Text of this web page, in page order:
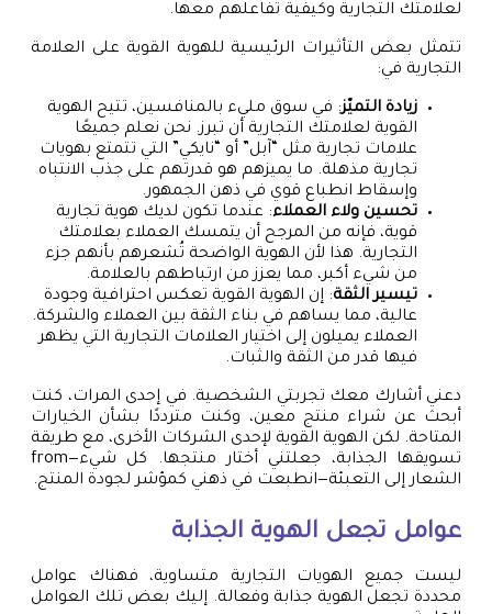
لعلامتك التجارية وكيفية تفاعلهم معها.
تتمثل بعض التأثيرات الرئيسية للهوية القوية على العلامة
التجارية في:
زيادة التميّز: في سوق مليء بالمنافسين، تتيح الهوية
القوية لعلامتك التجارية أن تبرز. نحن نعلم جميعًا
علامات تجارية مثل “آبل” أو “نايكي” التي تتمتع بهويات
تجارية مذهلة. ما يميزهم هو قدرتهم على جذب الانتباه
وإسقاط انطباع قوي في ذهن الجمهور.
تحسين ولاء العملاء: عندما تكون لديك هوية تجارية
قوية، فإنه من المرجح أن يتمسك العملاء بعلامتك
التجارية. هذا لأن الهوية الواضحة تُشعرهم بأنهم جزء
من شيء أكبر، مما يعزز من ارتباطهم بالعلامة.
تيسير الثقة: إن الهوية القوية تعكس احترافية وجودة
عالية، مما يساهم في بناء الثقة بين العملاء والشركة.
العملاء يميلون إلى اختيار العلامات التجارية التي يظهر
فيها قدر من الثقة والثبات.
دعني أشارك معك تجربتي الشخصية. في إحدى المرات، كنت
أبحث عن شراء منتج معين، وكنت مترددًا بشأن الخيارات
المتاحة. لكن الهوية القوية لإحدى الشركات الأخرى، مع طريقة
تسويقها الجذابة، جعلتني أختار منتجها. كل شيء—from
الشعار إلى التعبئة—انطبعت في ذهني كمؤشر لجودة المنتج.
عوامل تجعل الهوية الجذابة
ليست جميع الهويات التجارية متساوية، فهناك عوامل
محددة تجعل الهوية جذابة وفعالة. إليك بعض تلك العوامل